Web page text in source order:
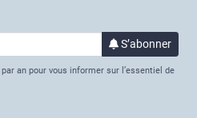
S’abonnerà la
an pour vous informer sur l’essentiel de